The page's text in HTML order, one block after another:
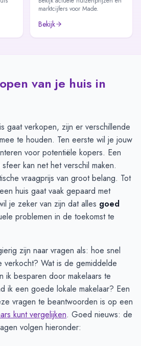
marktcijfers voor Made.
Bekijk
van je huis in
gaat verkopen, zijn er verschillende
te houden. Ten eerste wil je jouw
voor potentiële kopers. Een
kan net het verschil maken.
vraagprijs van groot belang. Tot
huis gaat vaak gepaard met
je zeker van zijn dat alles goed
problemen in de toekomst te
zijn naar vragen als: hoe snel
verkocht? Wat is de gemiddelde
ik besparen door makelaars te
ik een goede lokale makelaar? Een
vragen te beantwoorden is op een
kunt vergelijken. Goed nieuws: de
volgen hieronder: